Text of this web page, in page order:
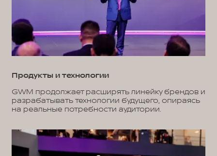
Продукты и технологии
GWM продолжает расширять линейку брендов и
разрабатывать технологии будущего, опираясь
на реальные потребности аудитории.